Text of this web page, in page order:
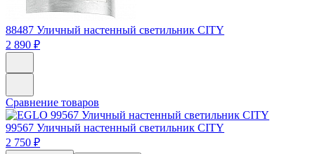
88487 Уличный настенный светильник CITY
2 890 ₽
Сравнение товаров
99567 Уличный настенный светильник CITY
2 750 ₽